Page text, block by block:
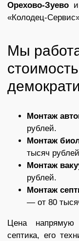
Орехово-Зуево
«Колодец-
Мы
Монтаж
рублей.
Монтаж
тысяч
Монтаж
рублей.
Монтаж
— от 80
Цена
септика, его